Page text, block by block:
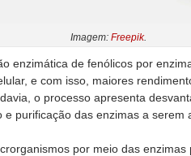
Imagem: Freepik.
enzimática de fenólicos por
e com isso, maiores
o processo apresenta
purificação das enzimas a serem
por meio das